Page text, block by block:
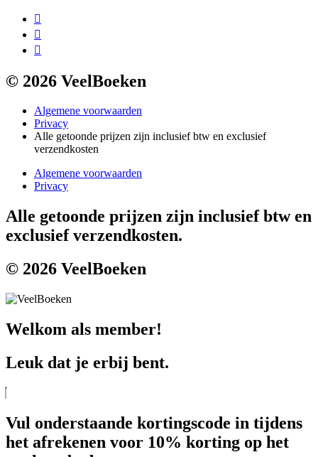
© 2026 VeelBoeken
Algemene voorwaarden
Privacy
Alle getoonde prijzen zijn inclusief btw en exclusief
verzendkosten
Algemene voorwaarden
Privacy
Alle getoonde prijzen zijn inclusief btw en
exclusief verzendkosten.
© 2026 VeelBoeken
Welkom als member!
Leuk dat je erbij bent.
Vul onderstaande kortingscode in tijdens
het afrekenen voor 10% korting op het